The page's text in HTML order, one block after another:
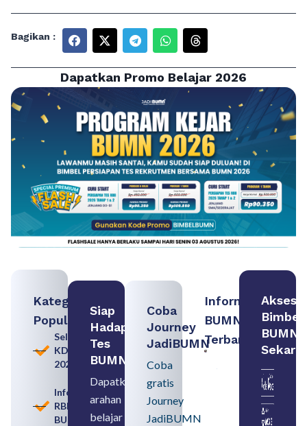
Bagikan :
Dapatkan Promo Belajar 2026
Kategori
Populer
Seleksi
KDKMP
2026
Informasi
RBB
BUMN
Siap
Hadapi
Tes
BUMN
Dapatkan
arahan
belajar
Coba
Journey
JadiBUMN
Coba
gratis
Journey
JadiBUMN
Informasi
BUMN
Terbaru:
Persiapan
Seleksi
Rekrutmen
Memahami
Akses
Bimbel
BUMN